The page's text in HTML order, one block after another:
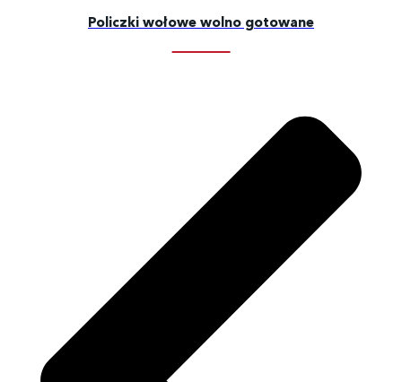
Policzki wołowe wolno gotowane